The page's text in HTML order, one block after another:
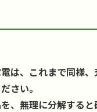
は、これまで同様
さい。
、無理に分解する